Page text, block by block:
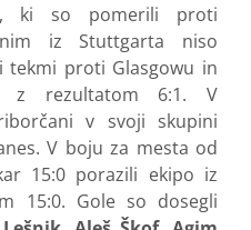
ki so pomerili proti
iz Stuttgarta niso
proti Glasgowu in
z rezultatom 6:1. V
v svoji skupini
V boju za mesta od
15:0 porazili ekipo iz
15:0. Gole so dosegli